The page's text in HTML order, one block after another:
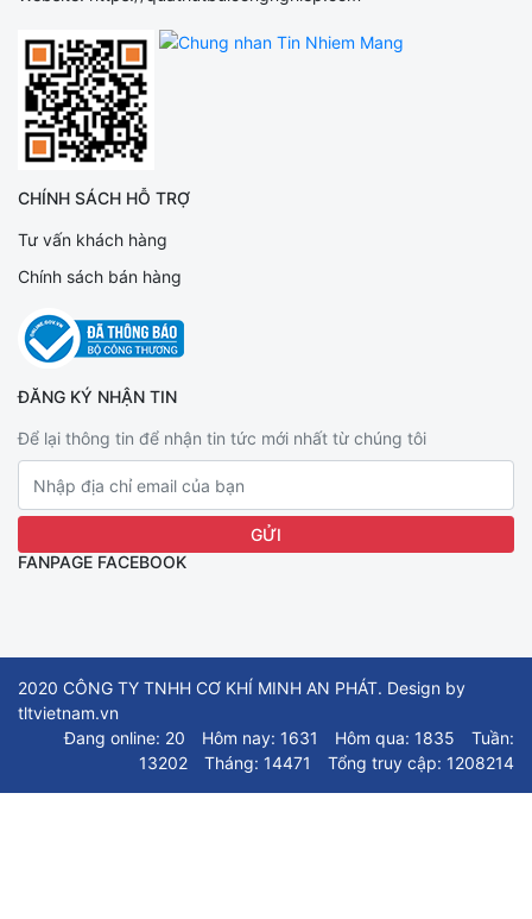
CHÍNH SÁCH HỖ TRỢ
Tư vấn khách hàng
Chính sách bán hàng
ĐĂNG KÝ NHẬN TIN
Để lại thông tin để nhận tin tức mới nhất từ chúng tôi
FANPAGE FACEBOOK
2020 CÔNG TY TNHH CƠ KHÍ MINH AN PHÁT. Design by
tltvietnam.vn
Đang online: 20
Hôm nay: 1631 Hôm qua: 1835
Tuần:
13202
Tháng: 14471 Tổng truy cập: 1208214